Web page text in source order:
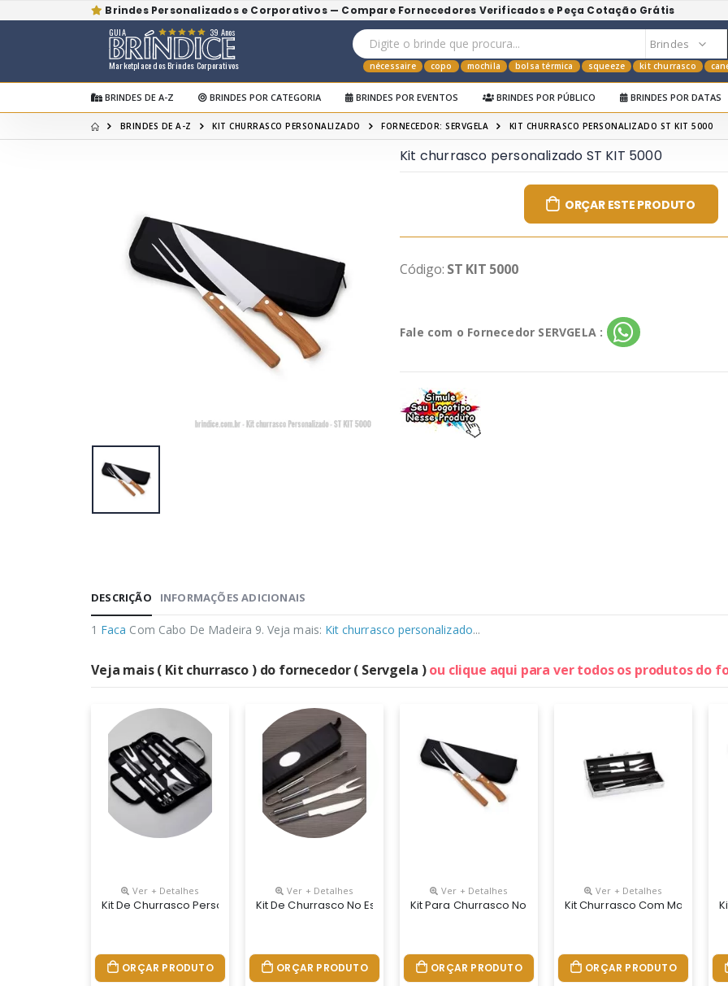
Brindes Personalizados e Corporativos — Compare Fornecedores Verificados e Peça Cotação Grátis
Marketplace dos Brindes Corporativos
GUIA 39 Anos
nécessaire copo mochila bolsa térmica squeeze kit churrasco
BRINDES DE A-Z BRINDES POR CATEGORIA BRINDES POR EVENTOS BRINDES POR PÚBLICO BRINDES POR DATAS
BRINDES DE A-Z KIT CHURRASCO PERSONALIZADO FORNECEDOR: SERVGELA KIT CHURRASCO PERSONALIZADO ST KIT 5000
Kit churrasco personalizado ST KIT 5000
ORÇAR ESTE PRODUTO
Código: ST KIT 5000
Fale com o Fornecedor SERVGELA :
DESCRIÇÃO INFORMAÇÕES ADICIONAIS
1 Faca Com Cabo De Madeira 9. Veja mais: Kit churrasco personalizado...
Veja mais ( Kit churrasco ) do fornecedor ( Servgela )ou clique aqui para ver todos os produtos do
Ver + Detalhes
Kit De Churrasco Personalizado
ORÇAR PRODUTO
Ver + Detalhes
Kit De Churrasco No Estojo Personalizado
ORÇAR PRODUTO
Ver + Detalhes
Kit Para Churrasco No Estojo Personalizado
ORÇAR PRODUTO
Ver + Detalhes
Kit Churrasco Com Maleta
ORÇAR PRODUTO